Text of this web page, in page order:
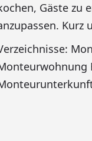
Gäste zu
Kurz